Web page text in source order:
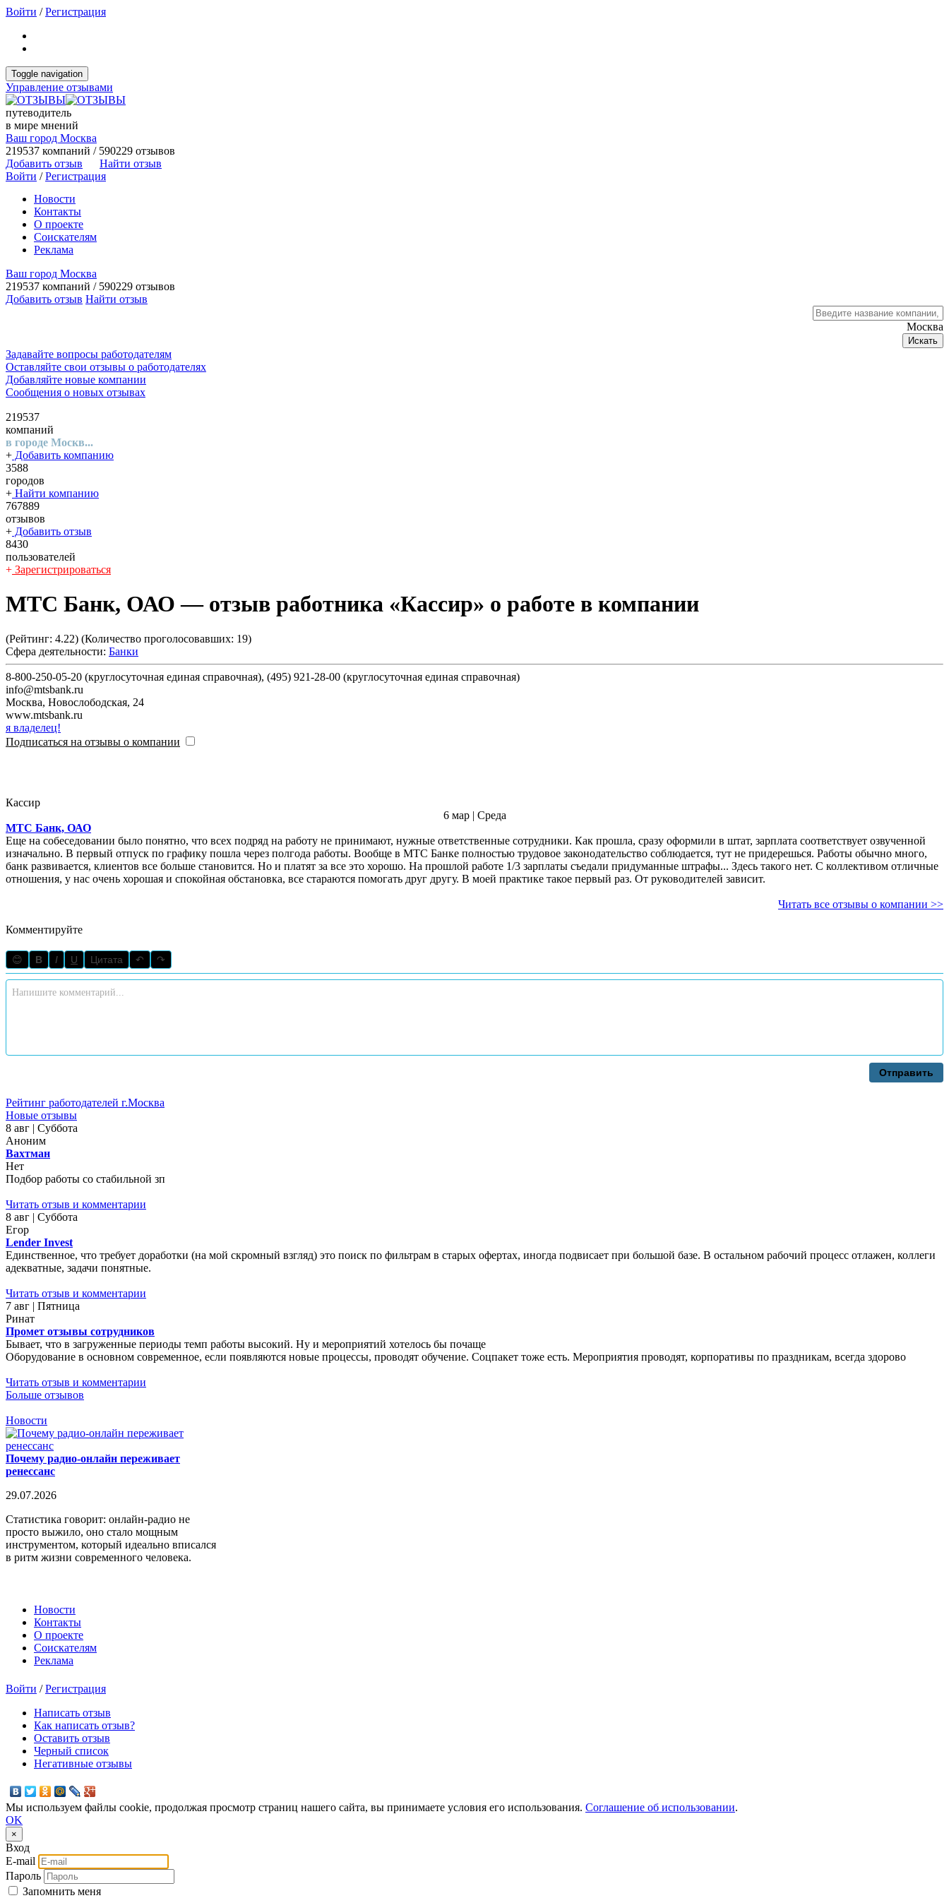
Войти /Регистрация
Toggle navigation
Управление отзывами
путеводитель
в мире мнений
Ваш город Москва
219537 компаний / 590229 отзывов
Добавить отзыв
Найти отзыв
Войти /Регистрация
Новости
Контакты
О проекте
Соискателям
Реклама
Ваш город Москва
219537 компаний / 590229 отзывов
Добавить отзыв Найти отзыв
Москва
Искать
Задавайте вопросы работодателям
Оставляйте свои отзывы о работодателях
Добавляйте новые компании
Сообщения о новых отзывах
219537
компаний
в городе Москв...
+ Добавить компанию
3588
городов
+ Найти компанию
767889
отзывов
+ Добавить отзыв
8430
пользователей
+ Зарегистрироваться
МТС Банк, ОАО — отзыв работника «Кассир» о работе в компании
(Рейтинг: 4.22) (Количество проголосовавших: 19)
Сфера деятельности: Банки
8-800-250-05-20 (круглосуточная единая справочная), (495) 921-28-00 (круглосуточная единая справочная)
info@mtsbank.ru
Москва, Новослободская, 24
www.mtsbank.ru
я владелец!
Подписаться на отзывы о компании
Кассир
6 мар | Среда
МТС Банк, ОАО
Еще на собеседовании было понятно, что всех подряд на работу не принимают, нужные ответственные сотрудники. Как прошла, сразу оформили в штат, зарплата соответствует озвученной
изначально. В первый отпуск по графику пошла через полгода работы. Вообще в МТС Банке полностью трудовое законодательство соблюдается, тут не придерешься. Работы обычно много,
банк развивается, клиентов все больше становится. Но и платят за все это хорошо. На прошлой работе 1/3 зарплаты съедали придуманные штрафы... Здесь такого нет. С коллективом отличные
отношения, у нас очень хорошая и спокойная обстановка, все стараются помогать друг другу. В моей практике такое первый раз. От руководителей зависит.
Читать все отзывы о компании >>
Комментируйте
😊 B I U Цитата ↶ ↷
Отправить
Рейтинг работодателей г.Москва
Новые отзывы
8 авг | Суббота
Аноним
Вахтман
Нет
Подбор работы со стабильной зп
Читать отзыв и комментарии
8 авг | Суббота
Егор
Lender Invest
Единственное, что требует доработки (на мой скромный взгляд) это поиск по фильтрам в старых офертах, иногда подвисает при большой базе. В остальном рабочий процесс отлажен, коллеги
адекватные, задачи понятные.
Читать отзыв и комментарии
7 авг | Пятница
Ринат
Промет отзывы сотрудников
Бывает, что в загруженные периоды темп работы высокий. Ну и мероприятий хотелось бы почаще
Оборудование в основном современное, если появляются новые процессы, проводят обучение. Соцпакет тоже есть. Мероприятия проводят, корпоративы по праздникам, всегда здорово
Читать отзыв и комментарии
Больше отзывов
Новости
Почему радио-онлайн переживает
ренессанс
29.07.2026
Статистика говорит: онлайн-радио не
просто выжило, оно стало мощным
инструментом, который идеально вписался
в ритм жизни современного человека.
Новости
Контакты
О проекте
Соискателям
Реклама
Войти /Регистрация
Написать отзыв
Как написать отзыв?
Оставить отзыв
Черный список
Негативные отзывы
Мы используем файлы cookie, продолжая просмотр страниц нашего сайта, вы принимаете условия его использования. Соглашение об использовании.
OK
×
Вход
E-mail
Пароль
Запомнить меня